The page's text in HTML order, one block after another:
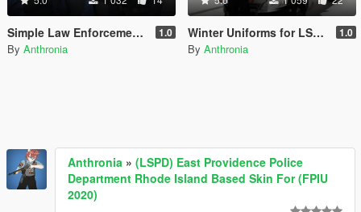
Simple Law Enforcement Peds Retexture 1.0
By Anthronia
Winter Uniforms for LSPD Ped 1.0
By Anthronia
Anthronia » (LSPD) East Providence Police
Department Rhode Island Based Skin For (FPIU
2020)